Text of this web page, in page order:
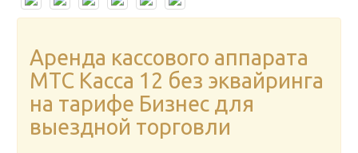
Аренда кассового аппарата
МТС Касса 12 без эквайринга
на тарифе Бизнес для
выездной торговли